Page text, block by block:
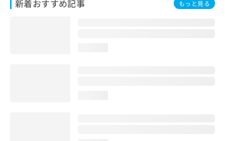
新着おすすめ記事 もっと見る
お